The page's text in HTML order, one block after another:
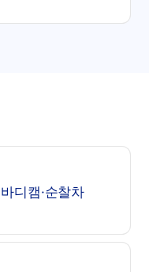
디캠·순찰차